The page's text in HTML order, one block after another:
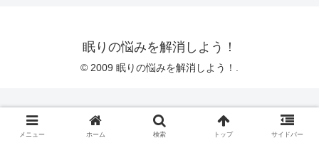
眠りの悩みを解消しよう！
© 2009 眠りの悩みを解消しよう！.
メニュー ホーム 検索 トップ サイドバー